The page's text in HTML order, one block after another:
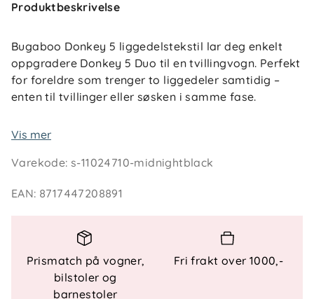
Produktbeskrivelse
Bugaboo Donkey 5 liggedelstekstil lar deg enkelt
oppgradere Donkey 5 Duo til en tvillingvogn. Perfekt
for foreldre som trenger to liggedeler samtidig –
enten til tvillinger eller søsken i samme fase.
Merk at dette ikke er et komplett utvidelsessett.
separat.
Liggedelstekstil til Bugaboo Donkey 5
Merk: Kalesje og sittedel er ikke inkludert
Vis mer
Varekode:s-11024710-midnightblack
EAN: 8717447208891
Prismatch på vogner,
bilstoler og
barnestoler
Fri frakt over 1000,-